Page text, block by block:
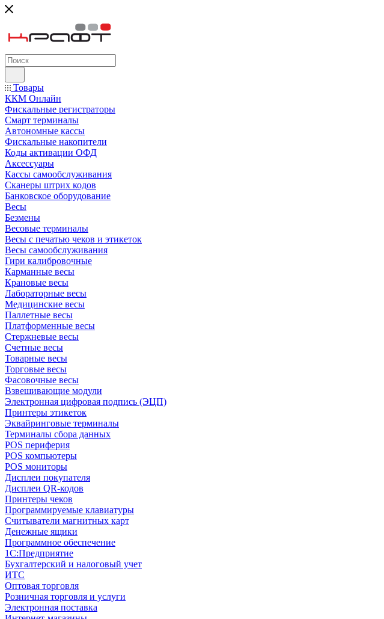
Товары
ККМ Онлайн
Фискальные регистраторы
Смарт терминалы
Автономные кассы
Фискальные накопители
Коды активации ОФД
Аксессуары
Кассы самообслуживания
Сканеры штрих кодов
Банковское оборудование
Весы
Безмены
Весовые терминалы
Весы с печатью чеков и этикеток
Весы самообслуживания
Гири калибровочные
Карманные весы
Крановые весы
Лабораторные весы
Медицинские весы
Паллетные весы
Платформенные весы
Стержневые весы
Счетные весы
Товарные весы
Торговые весы
Фасовочные весы
Взвешивающие модули
Электронная цифровая подпись (ЭЦП)
Принтеры этикеток
Эквайринговые терминалы
Терминалы сбора данных
POS периферия
POS компьютеры
POS мониторы
Дисплеи покупателя
Дисплеи QR-кодов
Принтеры чеков
Программируемые клавиатуры
Считыватели магнитных карт
Денежные ящики
Программное обеспечение
1С:Предприятие
Бухгалтерский и налоговый учет
ИТС
Оптовая торговля
Розничная торговля и услуги
Электронная поставка